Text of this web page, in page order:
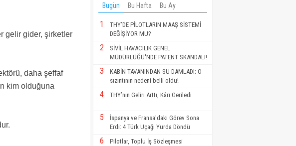
gelir gider, şirketler
daha şeffaf
kim olduğuna
Bugün Bu Hafta Bu Ay
1
THY’DE PİLOTLARIN MAAŞ SİSTEMİ
DEĞİŞİYOR MU?
2
SİVİL HAVACILIK GENEL
MÜDÜRLÜĞÜ'NDE PATENT SKANDALI!
3
KABİN TAVANINDAN SU DAMLADI; O
sızıntının nedeni belli oldu!
4 THY’nin Geliri Arttı, Kârı Geriledi
5
İspanya ve Fransa'daki Görev Sona
Erdi: 4 Türk Uçağı Yurda Döndü
6
Pilotlar, Toplu İş Sözleşmesi